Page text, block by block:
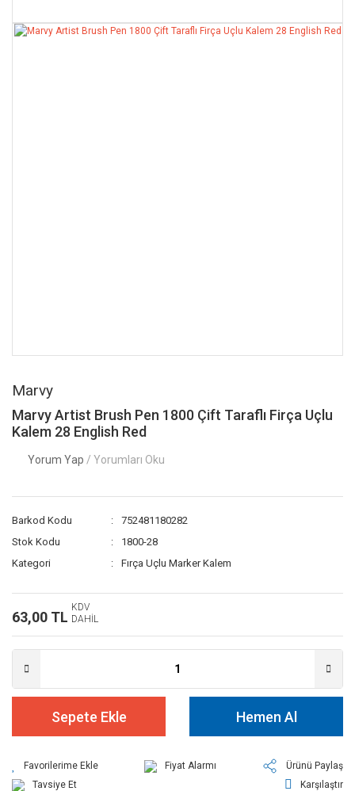
Marvy
Marvy Artist Brush Pen 1800 Çift Taraflı Firça Uçlu
Kalem 28 English Red
Yorum Yap / Yorumları Oku
Barkod Kodu
752481180282
Stok Kodu
1800-28
Kategori
Fırça Uçlu Marker Kalem
63,00 TL
KDV
DAHİL
Sepete Ekle Hemen Al
Fiyat Alarmı
Ürünü Paylaş
Tavsiye Et
Karşılaştır